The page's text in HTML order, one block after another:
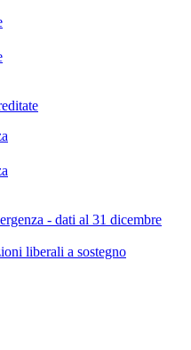
- dati al 31 dicembre
liberali a sostegno